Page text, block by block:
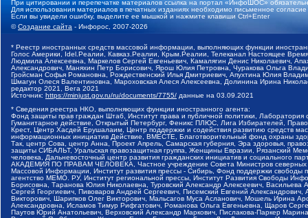
При цитировании и перепечатке материалов ссылка на портал «ИнфоШОС»
Для использования материалов в печатных изданиях необходимо письменное
Если вы увидели ошибку, выделите ее мышкой и нажмите клавиши Ctrl+Enter
©Создание сайта - Инфорос, 2007-2026
* Реестр иностранных средств массовой информации, выполняющих функции
Голос Америки, Idel.Реалии, Кавказ.Реалии, Крым.Реалии, Телеканал Настоящее
Людмила Алексеевна, Маркелов Сергей Евгеньевич, Камалягин Денис Николаевич,
Александрович, Маняхин Петр Борисович, Ярош Юлия Петровна, Чуракова Ольга
Гройсман Софья Романовна, Рождественский Илья Дмитриевич, Апухтина Юлия
Шмагун Олеся Валентиновна, Мароховская Алеся Алексеевна, Долинина Ирина
редактор 2021, Вега 2021
Источник: https://minjust.gov.ru/ru/documents/7755/ данные на 03.09.2021
* Сведения реестра НКО, выполняющих функции иностранного агента:
Фонд защиты прав граждан Штаб, Институт права и публичной политики,
Гуманитарное действие, Открытый Петербург, Феникс ПЛЮС, Лига Избирателей,
Крест, Центр Хасдей Ерушалаим, Центр поддержки и содействия развитию средств
информационных инициатив Действие, ВМЕСТЕ, Благотворительный фонд охраны
Так, центр Сова, центр Анна, Проект Апрель, Самарская губерния, Эра здоровья,
защиты СИБАЛЬТ, Уральская правозащитная группа, Женщины Евразии, Рязанский
человека, Дальневосточный центр развития гражданских инициатив и социального
АКАДЕМИЯ ПО ПРАВАМ ЧЕЛОВЕКА, Частное учреждение Совета Министров северных
Массовой Информации, Институт развития прессы - Сибирь, Фонд поддержки
агентство МЕМО. РУ, Институт региональной прессы, Институт Развития Свободы
Борисовна, Таранова Юлия Николаевна, Туровский Александр Алексеевич,
Сергей Георгиевич, Пивоваров Андрей Сергеевич, Писемский Евгений
Викторович, Шарипков Олег Викторович, Мальсагов Муса Асланович, Мошель Ирина
Александровна, Исламов Тимур Рифгатович, Романова Ольга Евгеньевна, Щаров
Паутов Юрий Анатольевич, Верховский Александр Маркович, Пислакова-Паркер